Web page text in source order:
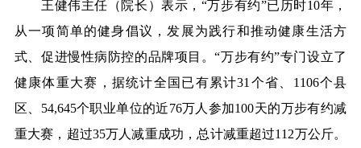
王健伟主任 （院长）表示， “万步有约”已历时10年，
从一项简单的健身倡议， 发展为践行和推动健康生活方
式 、促进慢性病防控的品牌项目 。“万步有约”专门设立了
健康体重大赛， 据统计全国 已有累计31 个省、 1106个县
区、54,645个职业单位的近76万人参加100天的万步有约减
重大赛，超过35万人减重成功，总计减重超过112万公斤。